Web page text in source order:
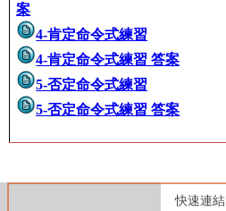
案
4-肯定命令式練習
4-肯定命令式練習 答案
5-否定命令式練習
5-否定命令式練習 答案
快速連結